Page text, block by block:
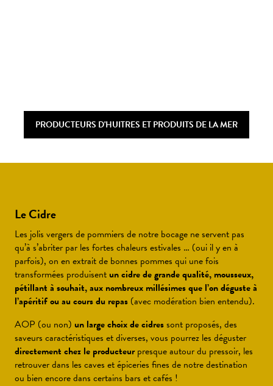
PRODUCTEURS D'HUITRES ET PRODUITS DE LA MER
Le Cidre
Les jolis vergers de pommiers de notre bocage ne servent pas
qu’à s’abriter par les fortes chaleurs estivales … (oui il y en à
parfois), on en extrait de bonnes pommes qui une fois
transformées produisentun cidre de grande qualité, mousseux,
pétillant à souhait, aux nombreux millésimes que l’on déguste à
l’apéritif ou au cours du repas (avec modération bien entendu).
AOP (ou non) un large choix de cidressont proposés, des
saveurs caractéristiques et diverses, vous pourrez les déguster
directement chez le producteurpresque autour du pressoir, les
retrouver dans les caves et épiceries fines de notre destination
ou bien encore dans certains bars et cafés !